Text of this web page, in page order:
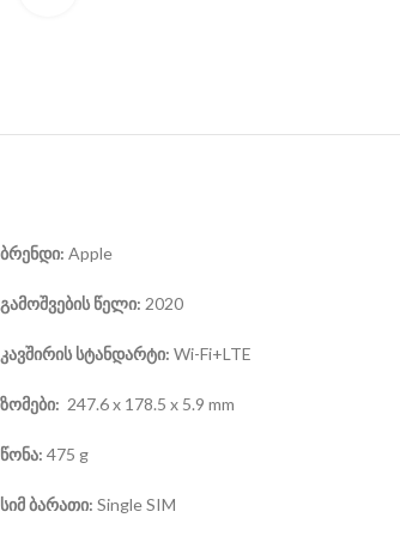
ბრენდი: Apple
გამოშვების წელი: 2020
კავშირის სტანდარტი: Wi-Fi+LTE
ზომები: 247.6 x 178.5 x 5.9 mm
წონა: 475 g
სიმ ბარათი: Single SIM